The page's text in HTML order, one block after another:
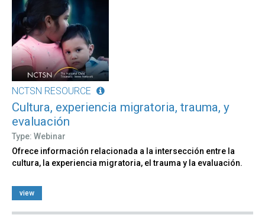
NCTSN RESOURCE
Cultura, experiencia migratoria, trauma, y
evaluación
Type: Webinar
Ofrece información relacionada a la intersección entre la
cultura, la experiencia migratoria, el trauma y la evaluación.
view